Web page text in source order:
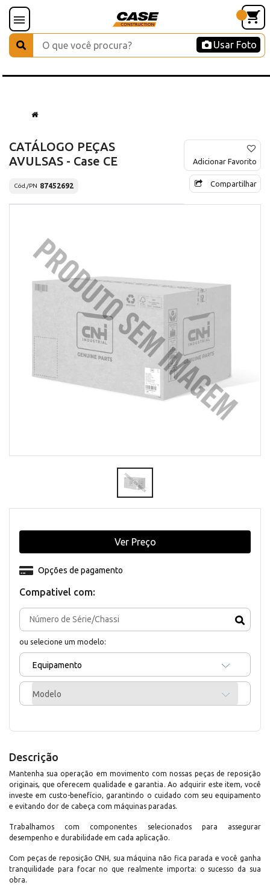
Usar Foto
CATÁLOGO PEÇAS
AVULSAS - Case CE
Cód./PN 87452692
Adicionar Favorito
Compartilhar
Compativel com:
ou selecione um modelo:
Equipamento
Modelo
Opções de pagamento
Ver Preço
Descrição
Mantenha sua operação em movimento com nossas peças de reposição
originais, que oferecem qualidade e garantia. Ao adquirir este item, você
investe em custo-benefício, garantindo o cuidado com seu equipamento
e evitando dor de cabeça com máquinas paradas.
Trabalhamos com componentes selecionados para assegurar
desempenho e durabilidade em cada aplicação.
Com peças de reposição CNH, sua máquina não fica parada e você ganha
tranquilidade para focar no que realmente importa: o sucesso da sua
obra.